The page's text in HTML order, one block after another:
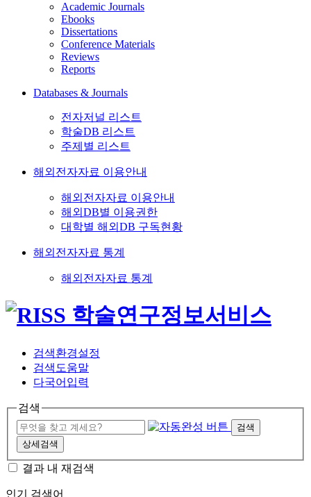
Academic Journals
Ebooks
Dissertations
Conference Materials
Reviews
Reports
Databases & Journals
전자저널 리스트
학술DB 리스트
주제별 리스트
해외전자자료 이용안내
해외전자자료 이용안내
해외DB별 이용권한
대학별 해외DB 구독현황
해외전자자료 통계
해외전자자료 통계
검색환경설정
검색도움말
다국어입력
검색
검색
상세검색
결과 내 재검색
인기 검색어